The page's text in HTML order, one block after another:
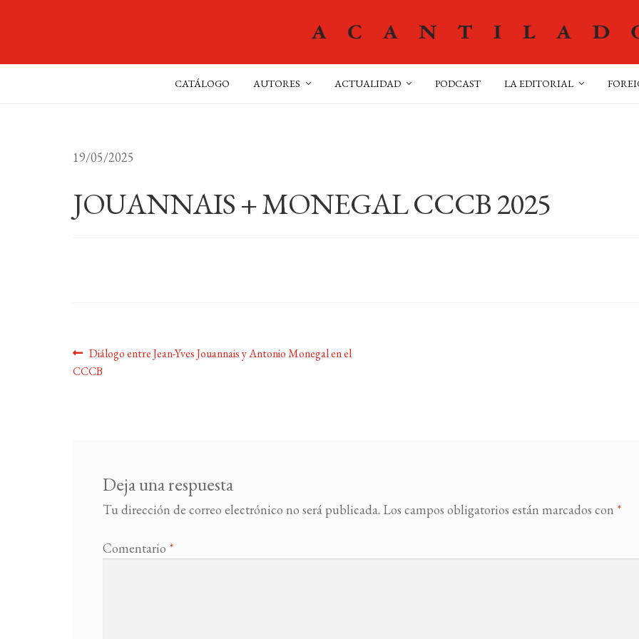
CATÁLOGO AUTORES ACTUALIDAD PODCAST LA EDITORIAL
19/05/2025
JOUANNAIS + MONEGAL CCCB 2025
Navegación
de
Anterior:
Diálogo entre Jean-Yves Jouannais y Antonio Monegal en el
CCCB
Deja una respuesta
Tu dirección de correo electrónico no será publicada. Los campos obligatorios están marcados con *
Comentario *